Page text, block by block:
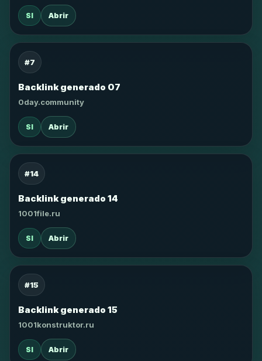
SI Abrir
#7
Backlink generado 07
0day.community
SI Abrir
#14
Backlink generado 14
1001file.ru
SI Abrir
#15
Backlink generado 15
1001konstruktor.ru
SI Abrir